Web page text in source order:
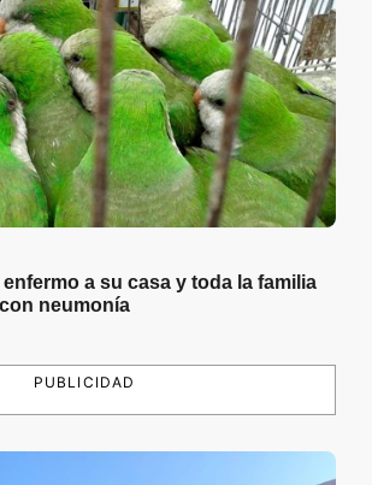
a su casa y toda la familia
neumonía
PUBLICIDAD